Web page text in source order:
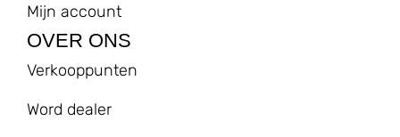
Mijn account
OVER ONS
Verkooppunten
Word dealer